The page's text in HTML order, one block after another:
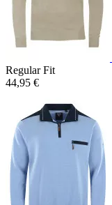
Regular Fit
44,95 €